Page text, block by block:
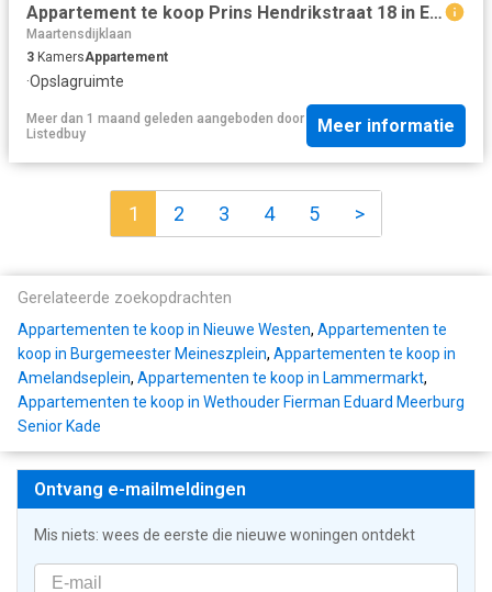
Appartement te koop Prins Hendrikstraat 18 in Eindhoven voor €.
Maartensdijklaan
3 KamersAppartement
·Opslagruimte
Meer dan 1 maand geleden aangeboden door
Listedbuy
Meer informatie
1 2 3 4 5 >
Gerelateerde zoekopdrachten
Appartementen te koop in Nieuwe Westen, Appartementen te
koop in Burgemeester Meineszplein, Appartementen te koop in
Amelandseplein, Appartementen te koop in Lammermarkt,
Appartementen te koop in Wethouder Fierman Eduard Meerburg
Senior Kade
Ontvang e-mailmeldingen
Mis niets: wees de eerste die nieuwe woningen ontdekt